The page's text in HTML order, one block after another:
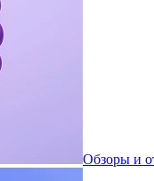
Обзоры и